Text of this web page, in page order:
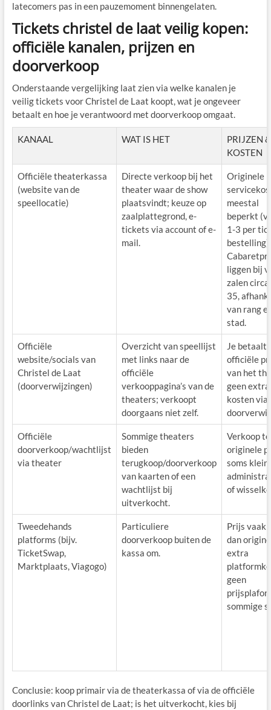
latecomers pas in een pauzemoment binnengelaten.
Tickets christel de laat veilig kopen:
officiële kanalen, prijzen en
doorverkoop
Onderstaande vergelijking laat zien via welke kanalen je
veilig tickets voor Christel de Laat koopt, wat je ongeveer
betaalt en hoe je verantwoord met doorverkoop omgaat.
KANAAL WAT IS HET
PRIJZEN &
KOSTEN
Officiële theaterkassa
(website van de
speellocatie)
Directe verkoop bij het
theater waar de show
plaatsvindt; keuze op
zaalplattegrond, e-
tickets via account of e-
mail.
Originele
meestal
beperkt
1-3 per
bestelling).
liggen bij
zalen
35,
van rang
stad.
Officiële
website/socials van
Christel de Laat
(doorverwijzingen)
Overzicht van speellijst
met links naar de
officiële
verkooppagina’s van de
theaters; verkoopt
doorgaans niet zelf.
Je betaalt
officiële
van het
geen extra
kosten via
Officiële
doorverkoop/wachtlijst
via theater
Sommige theaters
bieden
terugkoop/doorverkoop
van kaarten of een
wachtlijst bij
uitverkocht.
Verkoop
originele
soms
of
Tweedehands
platforms (bijv.
TicketSwap,
Marktplaats, Viagogo)
Particuliere
doorverkoop buiten de
kassa om.
Prijs vaak
dan
extra
geen
sommige
Conclusie: koop primair via de theaterkassa of via de officiële
doorlinks van Christel de Laat; is het uitverkocht, kies bij